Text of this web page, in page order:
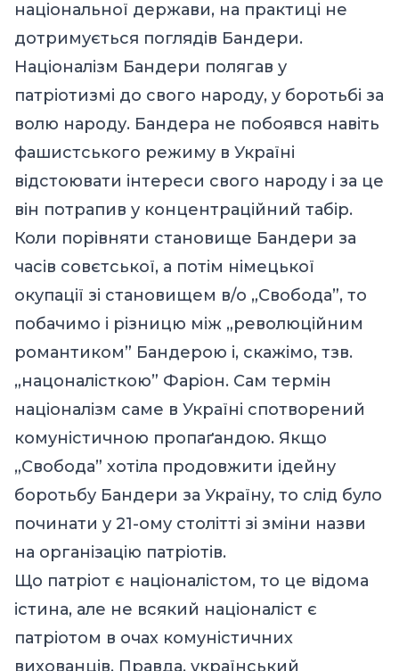
національної держави, на практиці не
дотримується поглядів Бандери.
Націоналізм Бандери полягав у
патріотизмі до свого народу, у боротьбі за
волю народу. Бандера не побоявся навіть
фашистського режиму в Україні
відстоювати інтереси свого народу і за це
він потрапив у концентраційний табір.
Коли порівняти становище Бандери за
часів совєтської, а потім німецької
окупації зі становищем в/о „Свобода”, то
побачимо і різницю між „революційним
романтиком” Бандерою і, скажімо, тзв.
„нацоналісткою” Фаріон. Сам термін
націоналізм саме в Україні спотворений
комуністичною пропаґандою. Якщо
„Свобода” хотіла продовжити ідейну
боротьбу Бандери за Україну, то слід було
починати у 21-ому столітті зі зміни назви
на організацію патріотів.
Що патріот є націоналістом, то це відома
істина, але не всякий націоналіст є
патріотом в очах комуністичних
вихованців. Правда, український